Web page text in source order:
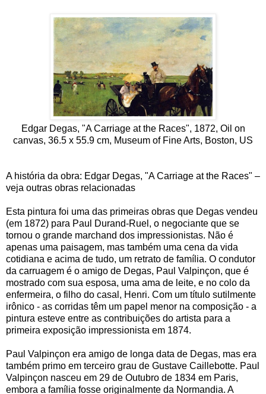
Edgar Degas, "A Carriage at the Races", 1872, Oil on
canvas, 36.5 x 55.9 cm, Museum of Fine Arts, Boston, US
A história da obra: Edgar Degas, "A Carriage at the Races" –
veja outras obras relacionadas
Esta pintura foi uma das primeiras obras que Degas vendeu
(em 1872) para Paul Durand-Ruel, o negociante que se
tornou o grande marchand dos impressionistas. Não é
apenas uma paisagem, mas também uma cena da vida
cotidiana e acima de tudo, um retrato de família. O condutor
da carruagem é o amigo de Degas, Paul Valpinçon, que é
mostrado com sua esposa, uma ama de leite, e no colo da
enfermeira, o filho do casal, Henri. Com um título sutilmente
irônico - as corridas têm um papel menor na composição - a
pintura esteve entre as contribuições do artista para a
primeira exposição impressionista em 1874.
Paul Valpinçon era amigo de longa data de Degas, mas era
também primo em terceiro grau de Gustave Caillebotte. Paul
Valpinçon nasceu em 29 de Outubro de 1834 em Paris,
embora a família fosse originalmente da Normandia. A